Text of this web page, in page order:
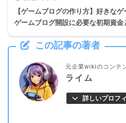
【ゲームブログの作り方】好きなゲ
ゲームブログ開設に必要な初期資金
この記事の著者
元企業wikiのコンテ
ライム
詳しいプロフ